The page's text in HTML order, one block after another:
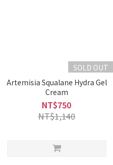
SOLD OUT
Artemisia Squalane Hydra Gel
Cream
NT$750
NT$1,140